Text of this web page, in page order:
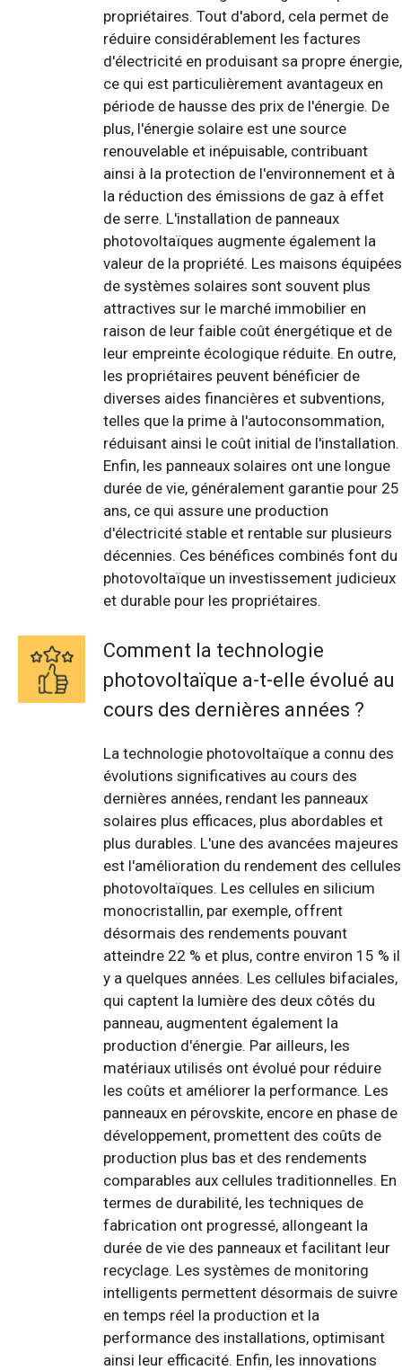
propriétaires. Tout d'abord, cela permet de
réduire considérablement les factures
d'électricité en produisant sa propre énergie,
ce qui est particulièrement avantageux en
période de hausse des prix de l'énergie. De
plus, l'énergie solaire est une source
renouvelable et inépuisable, contribuant
ainsi à la protection de l'environnement et à
la réduction des émissions de gaz à effet
de serre. L'installation de panneaux
photovoltaïques augmente également la
valeur de la propriété. Les maisons équipées
de systèmes solaires sont souvent plus
attractives sur le marché immobilier en
raison de leur faible coût énergétique et de
leur empreinte écologique réduite. En outre,
les propriétaires peuvent bénéficier de
diverses aides financières et subventions,
telles que la prime à l'autoconsommation,
réduisant ainsi le coût initial de l'installation.
Enfin, les panneaux solaires ont une longue
durée de vie, généralement garantie pour 25
ans, ce qui assure une production
d'électricité stable et rentable sur plusieurs
décennies. Ces bénéfices combinés font du
photovoltaïque un investissement judicieux
et durable pour les propriétaires.
Comment la technologie
photovoltaïque a-t-elle évolué au
cours des dernières années ?
La technologie photovoltaïque a connu des
évolutions significatives au cours des
dernières années, rendant les panneaux
solaires plus efficaces, plus abordables et
plus durables. L'une des avancées majeures
est l'amélioration du rendement des cellules
photovoltaïques. Les cellules en silicium
monocristallin, par exemple, offrent
désormais des rendements pouvant
atteindre 22 % et plus, contre environ 15 % il
y a quelques années. Les cellules bifaciales,
qui captent la lumière des deux côtés du
panneau, augmentent également la
production d'énergie. Par ailleurs, les
matériaux utilisés ont évolué pour réduire
les coûts et améliorer la performance. Les
panneaux en pérovskite, encore en phase de
développement, promettent des coûts de
production plus bas et des rendements
comparables aux cellules traditionnelles. En
termes de durabilité, les techniques de
fabrication ont progressé, allongeant la
durée de vie des panneaux et facilitant leur
recyclage. Les systèmes de monitoring
intelligents permettent désormais de suivre
en temps réel la production et la
performance des installations, optimisant
ainsi leur efficacité. Enfin, les innovations